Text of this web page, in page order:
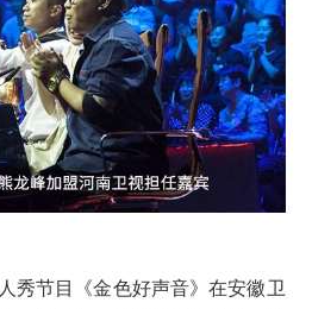
秀节目《金色好声音》在安徽卫